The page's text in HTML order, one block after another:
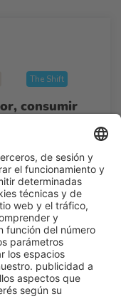
The Shift
consumir